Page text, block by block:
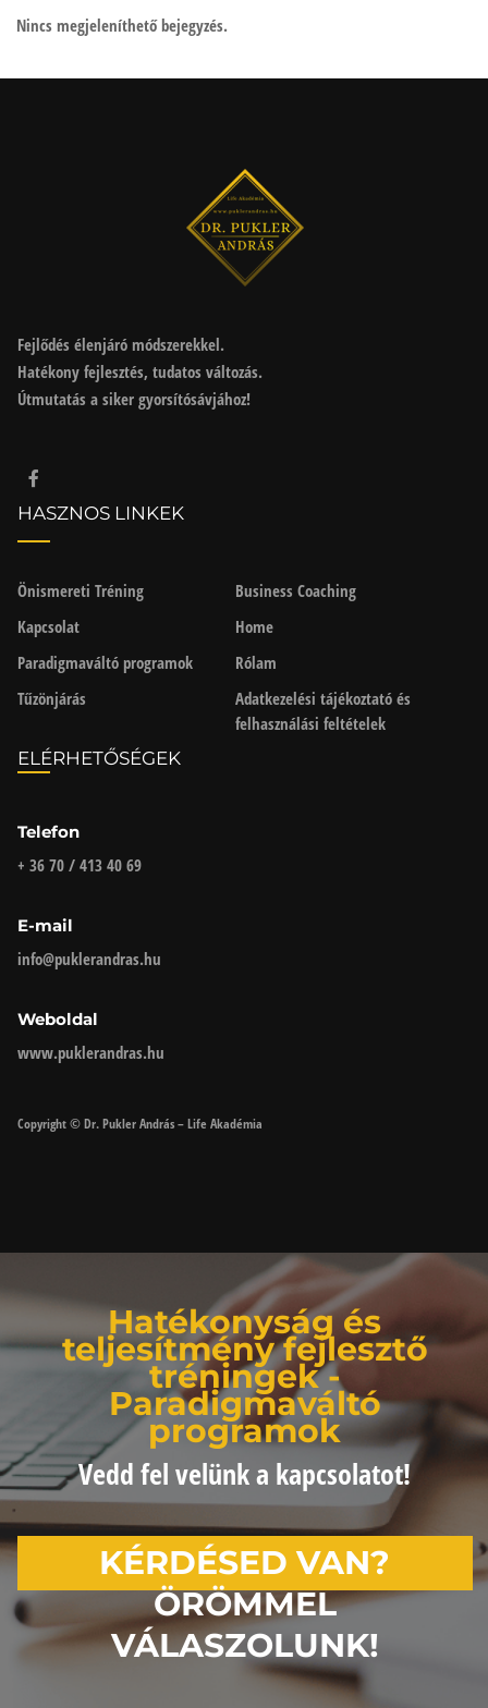
Nincs megjeleníthető bejegyzés.
Fejlődés élenjáró módszerekkel.
Hatékony fejlesztés, tudatos változás.
Útmutatás a siker gyorsítósávjához!
HASZNOS LINKEK
Önismereti Tréning
Business Coaching
Kapcsolat
Home
Paradigmaváltó programok
Rólam
Tűzönjárás
Adatkezelési tájékoztató és
felhasználási feltételek
ELÉRHETŐSÉGEK
Telefon
+ 36 70 / 413 40 69
E-mail
info@puklerandras.hu
Weboldal
www.puklerandras.hu
Copyright © Dr. Pukler András – Life Akadémia
Hatékonyság és
teljesítmény fejlesztő
tréningek -
Paradigmaváltó
programok
Vedd fel velünk a kapcsolatot!
KÉRDÉSED VAN?
ÖRÖMMEL
VÁLASZOLUNK!